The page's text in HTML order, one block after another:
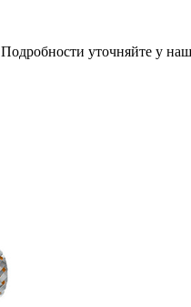
Подробности уточняйте у